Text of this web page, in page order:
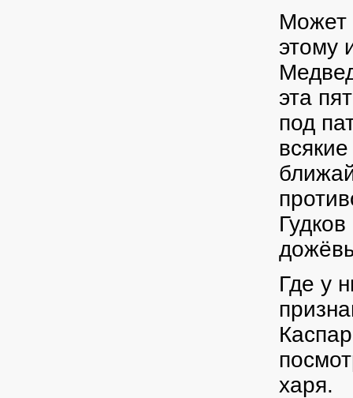
Может
этому
эта
под
Где у
харя.